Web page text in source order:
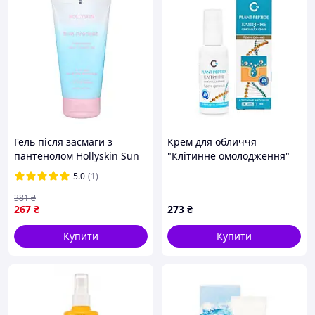
4 хімічні фотостабільні фільтри широкого
спектру
SPF50+ PA++++ (максимальний захист від UVA та
Технічні характеристики:
Об'єм: 50 мл
SPF: SPF50+
PA: PA++++
зволоження, зміцнення бар'єру
Текстура: легка емульсія, швидко вбирається
Фініш: без білих слідів, без липкості
Гель після засмаги з
пантенолом Hollyskin Sun
Protect,150 мл Daily Skin
Care
5.0 (1)
267 ₴
381₴
Купити
Крем для обличчя
"Клітинне омолодження"
273 ₴
Купити